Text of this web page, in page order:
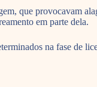
que provocavam
em parte dela.
na fase de